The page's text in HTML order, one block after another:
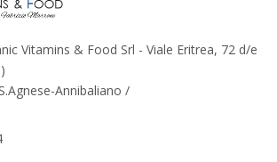
Vitamins & Food Srl - Viale Eritrea, 72 d/e
Annibaliano /